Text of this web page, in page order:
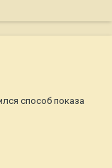
способ показа